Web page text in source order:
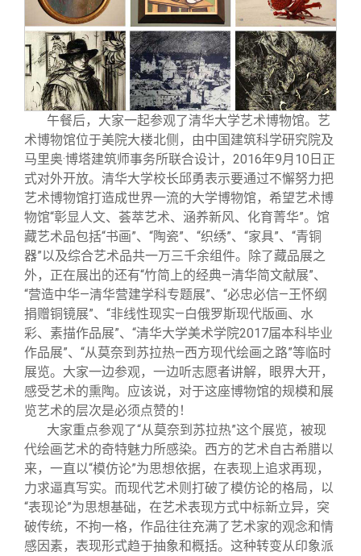
午餐后，大家一起参观了清华大学艺术博物馆。艺
术博物馆位于美院大楼北侧，由中国建筑科学研究院及
马里奥·博塔建筑师事务所联合设计，2016年9月10日正
式对外开放。清华大学校长邱勇表示要通过不懈努力把
艺术博物馆打造成世界一流的大学博物馆，希望艺术博
物馆“彰显人文、荟萃艺术、涵养新风、化育菁华”。馆
藏艺术品包括“书画”、“陶瓷”、“织绣”、“家具”、“青铜
器”以及综合艺术品共一万三千余组件。除了藏品展之
外，正在展出的还有“竹简上的经典—清华简文献展”、
“营造中华—清华营建学科专题展”、“必忠必信—王怀纲
捐赠铜镜展”、“非线性现实—白俄罗斯现代版画、水
彩、素描作品展”、“清华大学美术学院2017届本科毕业
作品展”、“从莫奈到苏拉热—西方现代绘画之路”等临时
展览。大家一边参观，一边听志愿者讲解，眼界大开，
感受艺术的熏陶。应该说，对于这座博物馆的规模和展
览艺术的层次是必须点赞的！
大家重点参观了“从莫奈到苏拉热”这个展览，被现
代绘画艺术的奇特魅力所感染。西方的艺术自古希腊以
来，一直以“模仿论”为思想依据，在表现上追求再现，
力求逼真写实。而现代艺术则打破了模仿论的格局，以
“表现论”为思想基础，在艺术表现方式中标新立异，突
破传统，不拘一格，作品往往充满了艺术家的观念和情
感因素，表现形式趋于抽象和概括。这种转变从印象派